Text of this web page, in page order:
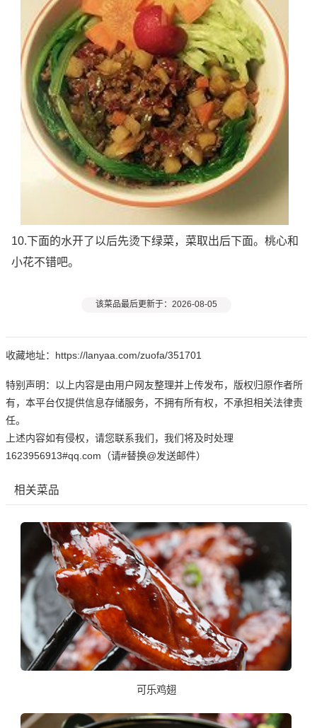
10.下面的水开了以后先烫下绿菜，菜取出后下面。桃心和
小花不错吧。
该菜品最后更新于：2026-08-05
收藏地址：https://lanyaa.com/zuofa/351701
特别声明：以上内容是由用户网友整理并上传发布，版权归原作者所
有，本平台仅提供信息存储服务，不拥有所有权，不承担相关法律责
任。
上述内容如有侵权，请您联系我们，我们将及时处理
1623956913#qq.com（请#替换@发送邮件）
相关菜品
可乐鸡翅